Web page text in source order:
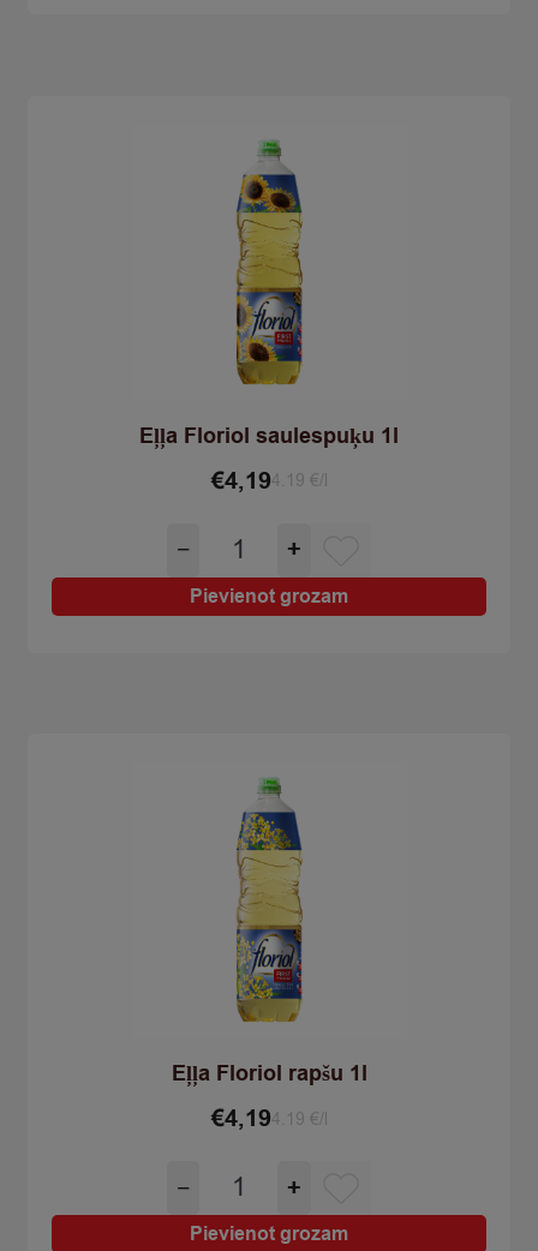
Eļļa Floriol saulespuķu 1l
€4,194.19 €/l
−
Eļļa
Floriol
saulespuķu
1l
+
Pievienot grozam
Eļļa Floriol rapšu 1l
€4,194.19 €/l
−
Eļļa
Floriol
rapšu
+
Pievienot grozam